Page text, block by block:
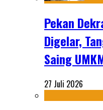
Pekan
Digelar,
Saing
27 Juli 2026